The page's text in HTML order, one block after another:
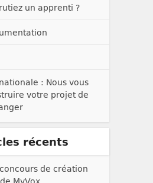
un apprenti ?
: Nous vous
votre projet de
récents
de création